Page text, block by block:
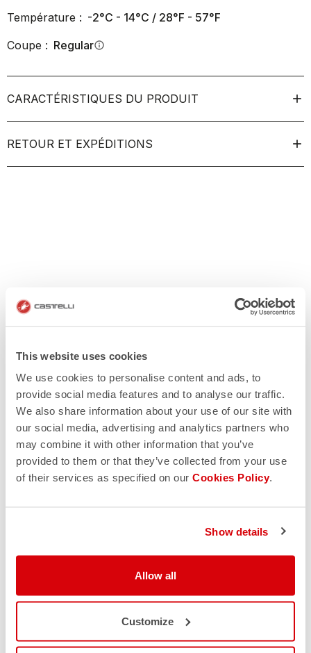
This website uses cookies
We use cookies to personalise content and ads, to
provide social media features and to analyse our traffic.
We also share information about your use of our site with
our social media, advertising and analytics partners who
may combine it with other information that you’ve
provided to them or that they’ve collected from your use
of their services as specified on our Cookies Policy.
Show details
Allow all
Customize
Température : -2°C - 14°C / 28°F - 57°F
Coupe : Regularinfo
CARACTÉRISTIQUES DU PRODUIT
RETOUR ET EXPÉDITIONS